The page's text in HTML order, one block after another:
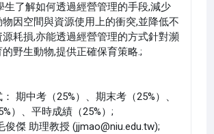
生了解如何透過經營管理的手段,減少
物因空間與資源使用上的衝突,並降低不
耗損,亦能透過經營管理的方式針對瀕
野生動物,提供正確保育策略.;
期中考（25%）、期末考（25%）、
）、平時成績（25%）;
俊傑 助理教授 (jjmao@niu.edu.tw);